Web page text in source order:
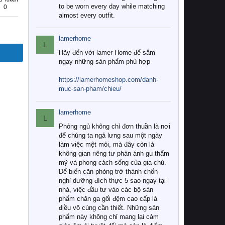
0
to be worn every day while matching
almost every outfit.
L
lamerhome
Hãy đến với lamer Home để sắm
ngay những sản phẩm phù hợp
https://lamerhomeshop.com/danh-
muc-san-pham/chieu/
L
lamerhome
Phòng ngủ không chỉ đơn thuần là nơi
để chúng ta ngả lưng sau một ngày
làm việc mệt mỏi, mà đây còn là
không gian riêng tư phản ánh gu thẩm
mỹ và phong cách sống của gia chủ.
Để biến căn phòng trở thành chốn
nghỉ dưỡng đích thực 5 sao ngay tại
nhà, việc đầu tư vào các bộ sản
phẩm chăn ga gối đệm cao cấp là
điều vô cùng cần thiết. Những sản
phẩm này không chỉ mang lại cảm